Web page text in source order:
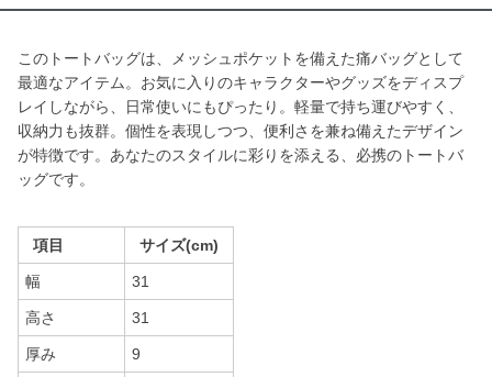
このトートバッグは、メッシュポケットを備えた痛バッグとして
最適なアイテム。お気に入りのキャラクターやグッズをディスプ
レイしながら、日常使いにもぴったり。軽量で持ち運びやすく、
収納力も抜群。個性を表現しつつ、便利さを兼ね備えたデザイン
が特徴です。あなたのスタイルに彩りを添える、必携のトートバ
ッグです。
項目 サイズ(cm)
幅 31
高さ 31
厚み 9